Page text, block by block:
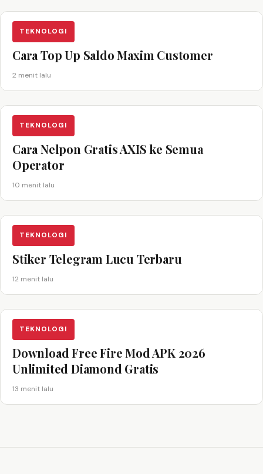
TEKNOLOGI
Cara Top Up Saldo Maxim Customer
2 menit lalu
TEKNOLOGI
Cara Nelpon Gratis AXIS ke Semua
Operator
10 menit lalu
TEKNOLOGI
Stiker Telegram Lucu Terbaru
12 menit lalu
TEKNOLOGI
Download Free Fire Mod APK 2026
Unlimited Diamond Gratis
13 menit lalu